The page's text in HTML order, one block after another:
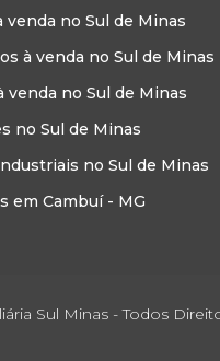
venda no Sul de Minas
à venda no Sul de Minas
venda no Sul de Minas
no Sul de Minas
no Sul de Minas
em Cambuí - MG
Sul Minas - Todos